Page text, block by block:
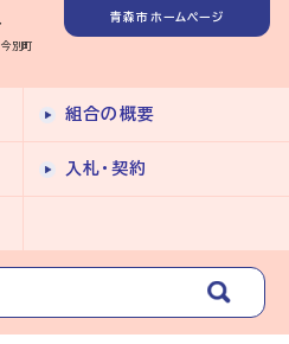
今別町
青森市ホームページ
組合の概要
入札・契約